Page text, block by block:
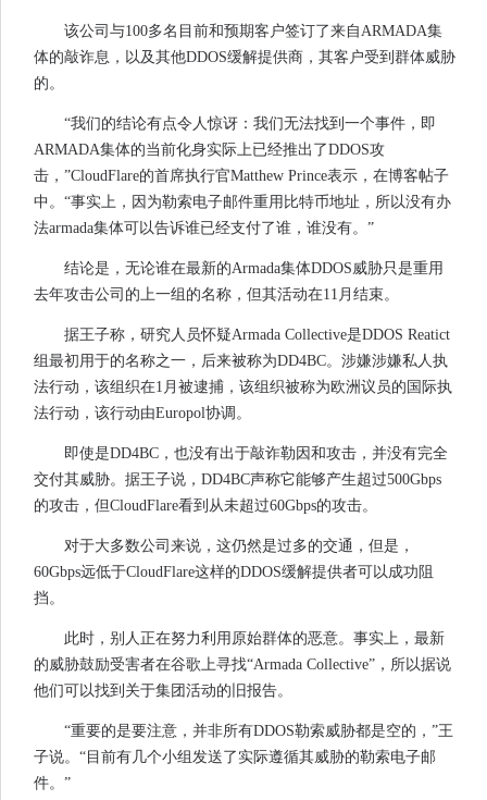
该公司与100多名目前和预期客户签订了来自ARMADA集
体的敲诈息，以及其他DDOS缓解提供商，其客户受到群体威胁
的。
“我们的结论有点令人惊讶：我们无法找到一个事件，即
ARMADA集体的当前化身实际上已经推出了DDOS攻
击，”CloudFlare的首席执行官Matthew Prince表示，在博客帖子
中。“事实上，因为勒索电子邮件重用比特币地址，所以没有办
法armada集体可以告诉谁已经支付了谁，谁没有。”
结论是，无论谁在最新的Armada集体DDOS威胁只是重用
去年攻击公司的上一组的名称，但其活动在11月结束。
据王子称，研究人员怀疑Armada Collective是DDOS Reatict
组最初用于的名称之一，后来被称为DD4BC。涉嫌涉嫌私人执
法行动，该组织在1月被逮捕，该组织被称为欧洲议员的国际执
法行动，该行动由Europol协调。
即使是DD4BC，也没有出于敲诈勒因和攻击，并没有完全
交付其威胁。据王子说，DD4BC声称它能够产生超过500Gbps
的攻击，但CloudFlare看到从未超过60Gbps的攻击。
对于大多数公司来说，这仍然是过多的交通，但是，
60Gbps远低于CloudFlare这样的DDOS缓解提供者可以成功阻
挡。
此时，别人正在努力利用原始群体的恶意。事实上，最新
的威胁鼓励受害者在谷歌上寻找“Armada Collective”，所以据说
他们可以找到关于集团活动的旧报告。
“重要的是要注意，并非所有DDOS勒索威胁都是空的，”王
子说。“目前有几个小组发送了实际遵循其威胁的勒索电子邮
件。”